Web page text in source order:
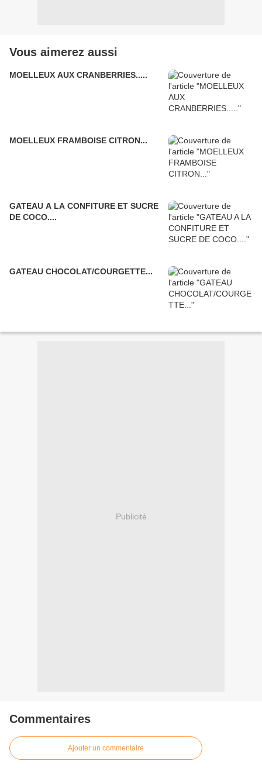
Vous aimerez aussi
MOELLEUX AUX CRANBERRIES.....
MOELLEUX FRAMBOISE CITRON...
GATEAU A LA CONFITURE ET SUCRE
DE COCO....
GATEAU CHOCOLAT/COURGETTE...
Publicité
Commentaires
Ajouter un commentaire